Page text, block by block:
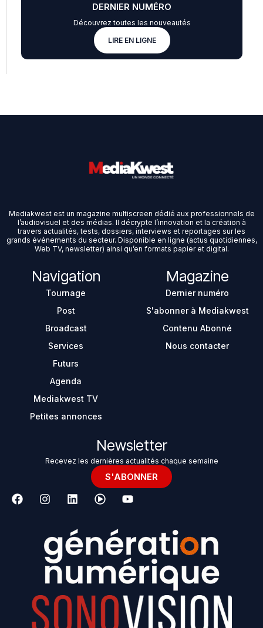
DERNIER NUMÉRO
Découvrez toutes les nouveautés
LIRE EN LIGNE
Mediakwest est un magazine multiscreen dédié aux professionnels de
l’audiovisuel et des médias. Il décrypte l’innovation et la création à
travers actualités, tests, dossiers, interviews et reportages sur les
grands événements du secteur. Disponible en ligne (actus quotidiennes,
Web TV, newsletter) ainsi qu’en formats papier et digital.
Navigation
Tournage
Post
Broadcast
Services
Futurs
Agenda
Mediakwest TV
Petites annonces
Magazine
Dernier numéro
S'abonner à Mediakwest
Contenu Abonné
Nous contacter
Newsletter
Recevez les dernières actualités chaque semaine
S'ABONNER